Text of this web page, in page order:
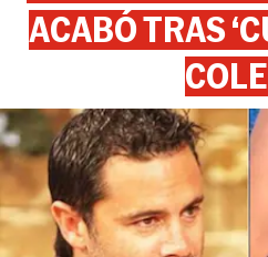
ACABÓ TRAS